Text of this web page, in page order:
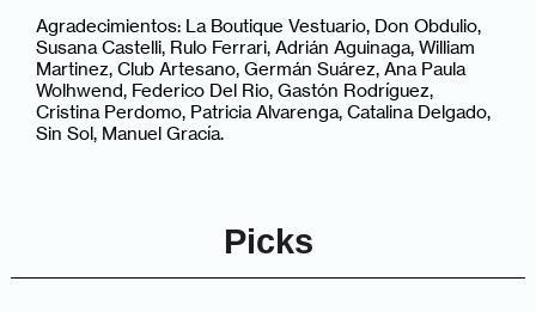
Agradecimientos: La Boutique Vestuario, Don Obdulio,
Susana Castelli, Rulo Ferrari, Adrián Aguinaga, William
Martinez, Club Artesano, Germán Suárez, Ana Paula
Wolhwend, Federico Del Rio, Gastón Rodríguez,
Cristina Perdomo, Patricia Alvarenga, Catalina Delgado,
Sin Sol, Manuel Gracía.
Picks